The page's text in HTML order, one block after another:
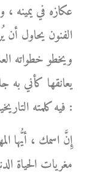
عكازه في
الفنون يحاول أن
ويخطو خطواته
يعانقها كأني به
فيه كلمته التاريخية :
إِنَّ اسمك ، أيُّها
مغريات الحياة